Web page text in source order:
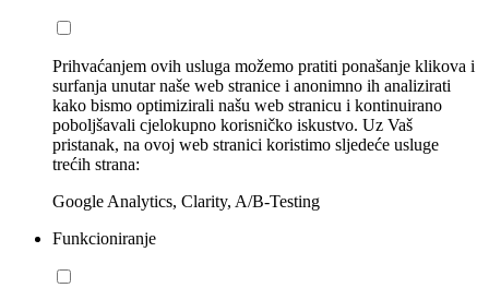
Prihvaćanjem ovih usluga možemo pratiti ponašanje klikova i
surfanja unutar naše web stranice i anonimno ih analizirati
kako bismo optimizirali našu web stranicu i kontinuirano
poboljšavali cjelokupno korisničko iskustvo. Uz Vaš
pristanak, na ovoj web stranici koristimo sljedeće usluge
trećih strana:
Google Analytics, Clarity, A/B-Testing
Funkcioniranje